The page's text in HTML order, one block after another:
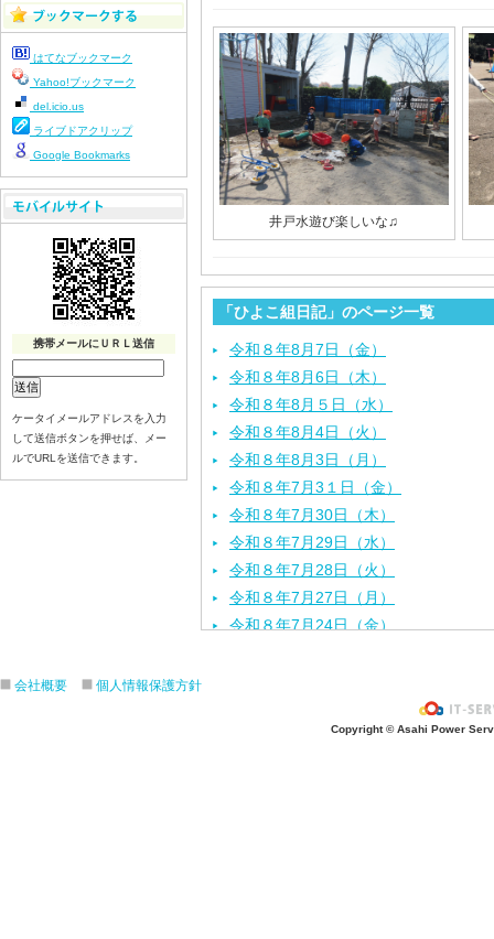
井戸水遊び楽しいな♫
「ひよこ組日記」のページ一覧
令和８年8月7日（金）
令和８年8月6日（木）
令和８年8月５日（水）
令和８年8月4日（火）
令和８年8月3日（月）
令和８年7月3１日（金）
令和８年7月30日（木）
令和８年7月29日（水）
令和８年7月28日（火）
令和８年7月27日（月）
令和８年7月24日（金）
令和８年7月17日（金）
はてなブックマーク
Yahoo!ブックマーク
del.icio.us
ライブドアクリップ
Google Bookmarks
携帯メールにＵＲＬ送信
ケータイメールアドレスを入力
して送信ボタンを押せば、メー
ルでURLを送信できます。
会社概要 個人情報保護方針
Copyright © Asahi Power